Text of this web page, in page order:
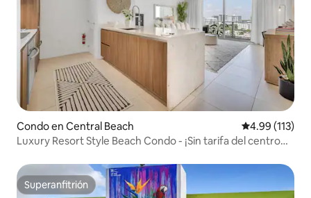
Condo en Central Beach Calificación
4.99 (113)
Luxury Resort Style Beach Condo - ¡Sin tarifa del centro
Superanfitrión
Superanfitrión